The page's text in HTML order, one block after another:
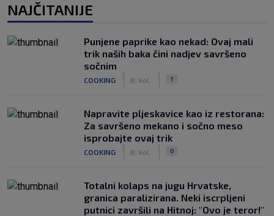
NAJČITANIJE
Punjene paprike kao nekad: Ovaj mali
trik naših baka čini nadjev savršeno
sočnim
COOKING 8. kol. 1
Napravite pljeskavice kao iz restorana:
Za savršeno mekano i sočno meso
isprobajte ovaj trik
COOKING 8. kol. 0
Totalni kolaps na jugu Hrvatske,
granica paralizirana. Neki iscrpljeni
putnici završili na Hitnoj: "Ovo je teror!"